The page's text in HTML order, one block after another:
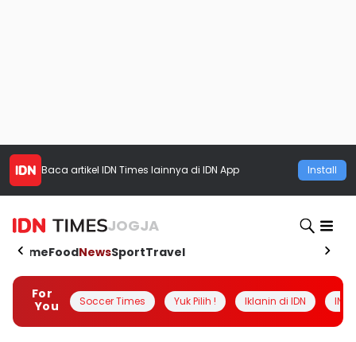
Baca artikel IDN Times lainnya di IDN App Install
JOGJA
HomeFoodNewsSportTravel
For
You
Soccer Times Yuk Pilih ! Iklanin di IDN